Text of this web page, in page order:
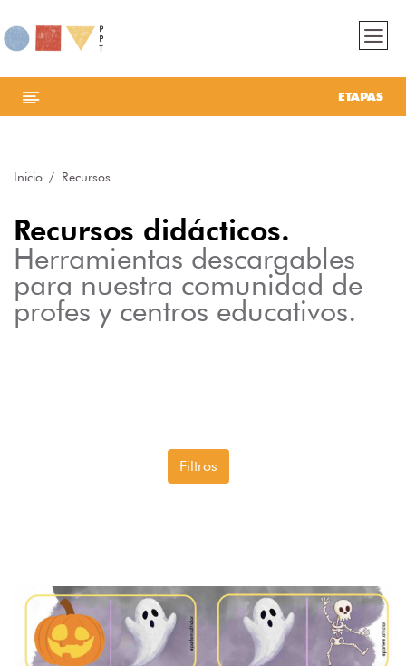
ETAPAS
Inicio Recursos
Recursos didácticos.
Herramientas descargables
para nuestra comunidad de
profes y centros educativos.
Filtros